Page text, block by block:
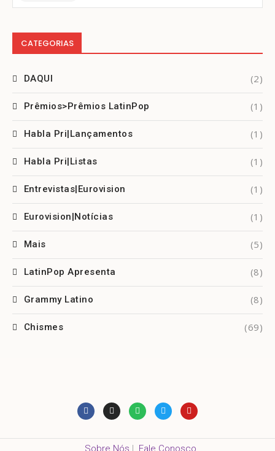
CATEGORIAS
DAQUI (2)
Prêmios>Prêmios LatinPop (1)
Habla Pri|Lançamentos (1)
Habla Pri|Listas (1)
Entrevistas|Eurovision (1)
Eurovision|Notícias (1)
Mais (5)
LatinPop Apresenta (8)
Grammy Latino (8)
Chismes (69)
Sobre Nós | Fale Conosco